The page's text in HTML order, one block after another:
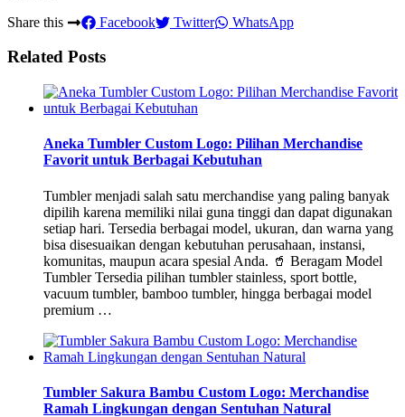
Share this
Facebook Twitter WhatsApp
Related Posts
Aneka Tumbler Custom Logo: Pilihan Merchandise
Favorit untuk Berbagai Kebutuhan
Tumbler menjadi salah satu merchandise yang paling banyak
dipilih karena memiliki nilai guna tinggi dan dapat digunakan
setiap hari. Tersedia berbagai model, ukuran, dan warna yang
bisa disesuaikan dengan kebutuhan perusahaan, instansi,
komunitas, maupun acara spesial Anda. 🥤 Beragam Model
Tumbler Tersedia pilihan tumbler stainless, sport bottle,
vacuum tumbler, bamboo tumbler, hingga berbagai model
premium …
Tumbler Sakura Bambu Custom Logo: Merchandise
Ramah Lingkungan dengan Sentuhan Natural